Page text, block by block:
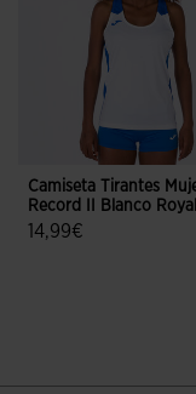
Camiseta Tirantes
Record II Blanco Royal
14,99€